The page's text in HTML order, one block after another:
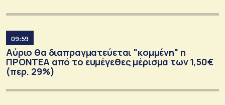
09:59
Αύριο θα διαπραγματεύεται "κομμένη" η
ΠΡΟΝΤΕΑ από το ευμέγεθες μέρισμα των 1,50€
(περ. 29%)